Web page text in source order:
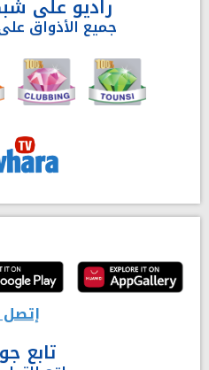
جميع الأذواق
إتصل
تابع